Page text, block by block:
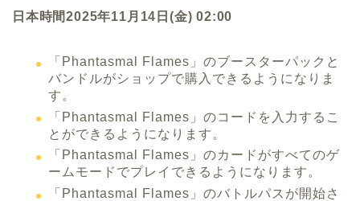
日本時間2025年11月14日(金) 02:00
「Phantasmal Flames」のブースターパックと
バンドルがショップで購入できるようになりま
す。
「Phantasmal Flames」のコードを入力するこ
とができるようになります。
「Phantasmal Flames」のカードがすべてのゲ
ームモードでプレイできるようになります。
「Phantasmal Flames」のバトルパスが開始さ